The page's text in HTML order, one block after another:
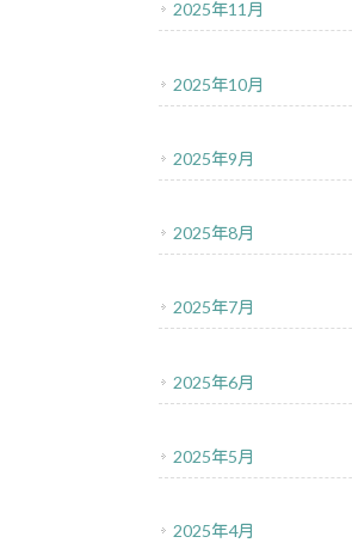
2025年11月
2025年10月
2025年9月
2025年8月
2025年7月
2025年6月
2025年5月
2025年4月